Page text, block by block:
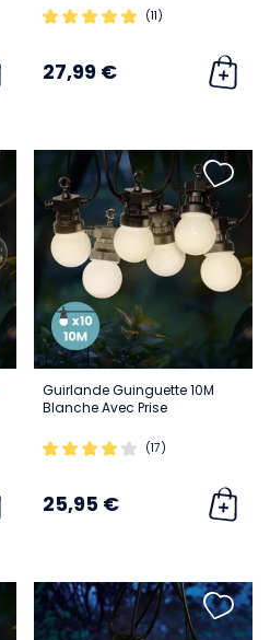
(11)
27,99 €
Guirlande Guinguette 10M
Blanche Avec Prise
(17)
25,95 €